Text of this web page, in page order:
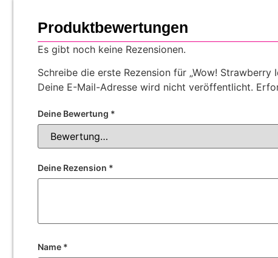
Produktbewertungen
Es gibt noch keine Rezensionen.
Schreibe die erste Rezension für „Wow! Strawberry
Deine E-Mail-Adresse wird nicht veröffentlicht.
Deine Bewertung *
Deine Rezension *
Name *